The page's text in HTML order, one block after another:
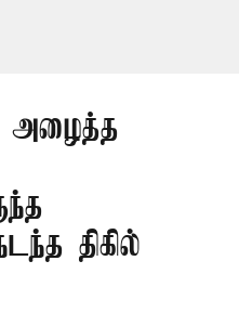
அழைத்த
திகில்